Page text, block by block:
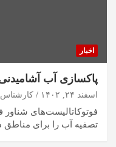
اخبار
پاکسازی آب
اسفند ۲۴, ۱۴۰۲
فوتوکاتالیست‌های شناور
تصفیه آب را برای مناطق